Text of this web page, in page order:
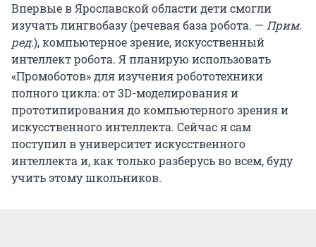
Впервые в Ярославской области дети смогли
изучать лингвобазу (речевая база робота. — Прим.
ред.), компьютерное зрение, искусственный
интеллект робота. Я планирую использовать
«Промоботов» для изучения робототехники
полного цикла: от 3D-моделирования и
прототипирования до компьютерного зрения и
искусственного интеллекта. Сейчас я сам
поступил в университет искусственного
интеллекта и, как только разберусь во всем, буду
учить этому школьников.